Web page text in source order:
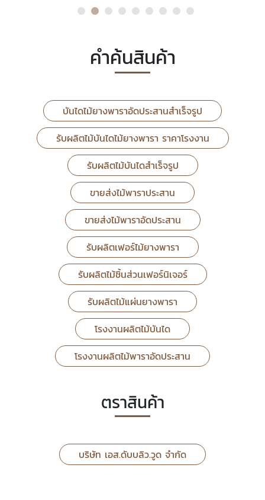
คำค้นสินค้า
บันไดไม้ยางพาราอัดประสานสำเร็จรูป
รับผลิตไม้บันไดไม้ยางพารา ราคาโรงงาน
รับผลิตไม้บันไดสำเร็จรูป
ขายส่งไม้พาราประสาน
ขายส่งไม้พาราอัดประสาน
รับผลิตเฟอร์ไม้ยางพารา
รับผลิตไม้ชิ้นส่วนเฟอร์นิเจอร์
รับผลิตไม้แผ่นยางพารา
โรงงานผลิตไม้บันได
โรงงานผลิตไม้พาราอัดประสาน
ตราสินค้า
บริษัท เอส.ดับบลิว.วูด จำกัด